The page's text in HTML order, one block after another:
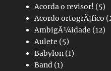
Acorda o revisor! (5)
Acordo ortogrÃ¡fico
AmbigÃ¼idade (12)
Aulete (5)
Babylon (1)
Band (1)